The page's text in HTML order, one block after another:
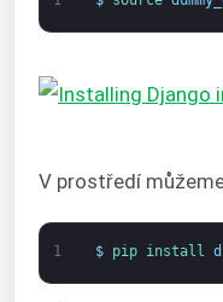
V prostředí
1 $ pip install